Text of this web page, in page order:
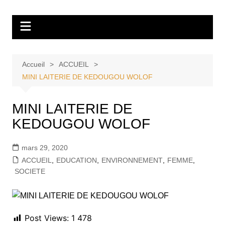
contenu
Tvdescollines
Accueil
ACCUEIL
MINI LAITERIE DE KEDOUGOU WOLOF
MINI LAITERIE DE
KEDOUGOU WOLOF
mars 29, 2020
ACCUEIL
EDUCATION ENVIRONNEMENT, FEMME,
SOCIETE
Post Views: 1 478